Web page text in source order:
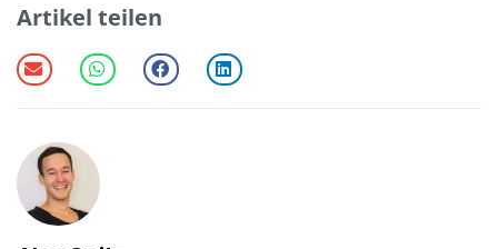
Artikel teilen